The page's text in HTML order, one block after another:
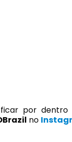
por dentro
no